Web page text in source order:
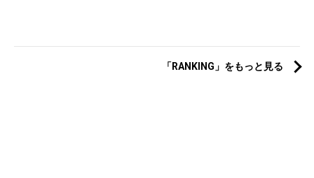
「RANKING」をもっと見る